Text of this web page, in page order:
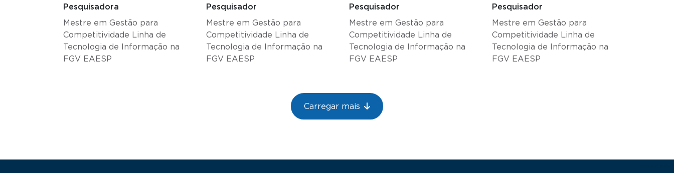
Pesquisadora
Mestre em Gestão para
Competitividade Linha de
Tecnologia de Informação na
FGV EAESP
Pesquisador
Mestre em Gestão para
Competitividade Linha de
Tecnologia de Informação na
FGV EAESP
Pesquisador
Mestre em Gestão para
Competitividade Linha de
Tecnologia de Informação na
FGV EAESP
Pesquisador
Mestre em Gestão para
Competitividade Linha de
Tecnologia de Informação na
FGV EAESP
Carregar mais